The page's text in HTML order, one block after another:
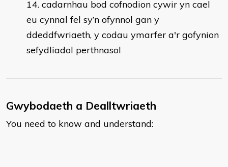
cadarnhau bod cofnodion cywir yn cael
eu cynnal fel sy’n ofynnol gan y
ddeddfwriaeth, y codau ymarfer a'r gofynion
sefydliadol perthnasol
Gwybodaeth a Dealltwriaeth
You need to know and understand: